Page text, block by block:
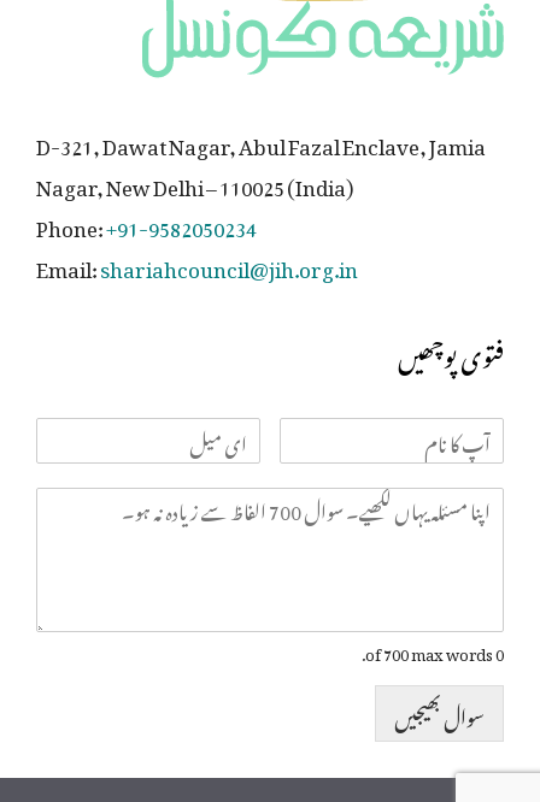
D-321, Dawat Nagar, Abul Fazal Enclave, Jamia
Nagar, New Delhi – 110025 (India)
Phone:+91-9582050234
Email:shariahcouncil@jih.org.in
فتوی پوچھیں
0 of 700 max words.
سوال بھیجیں